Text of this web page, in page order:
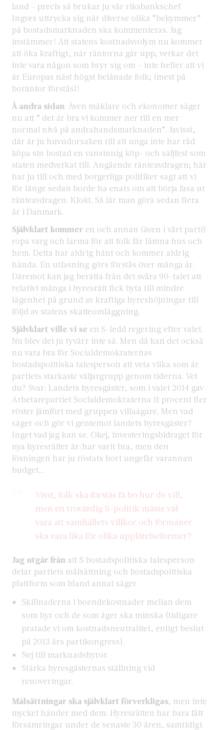
land – precis så brukar ju vår riksbankschef
Ingves uttrycka sig när diverse olika ”bekymmer”
på bostadsmarknaden ska kommenteras. Jag
instämmer! Att statens kostnadsvolym nu kommer
att öka kraftigt, när räntorna går upp, verkar det
inte vara någon som bryr sig om – inte heller att vi
är Europas näst högst belånade folk; (mest på
boräntor förstås)!
Å andra sidan: Även mäklare och ekonomer säger
nu att ” det är bra vi kommer ner till en mer
normal nivå på andrahandsmarknaden”. Javisst,
där är ju huvudorsaken till att unga inte har råd
köpa sin bostad en vansinnig köp- och säljfest som
staten medverkat till. Angående ränteavdragen; här
har ju till och med borgerliga politiker sagt att vi
för länge sedan borde ha enats om att börja fasa ut
ränteavdragen. Klokt. Så lär man göra sedan flera
år i Danmark.
Självklart kommer en och annan (även i vårt parti)
ropa varg och larma för att folk får lämna hus och
hem. Detta har aldrig hänt och kommer aldrig
hända. En utfasning görs förstås över många år.
Däremot kan jag berätta från det svåra 90-talet att
relativt många i hyresrätt fick byta till mindre
lägenhet på grund av kraftiga hyreshöjningar till
följd av statens skatteomläggning.
Självklart ville vi se en S-ledd regering efter valet.
Nu blev det ju tyvärr inte så. Men då kan det också
nu vara bra för Socialdemokraternas
bostadspolitiska talesperson att veta vilka som är
partiets starkaste väljargrupp genom tiderna. Vet
du? Svar: Landets hyresgäster, som i valet 2014 gav
Arbetarepartiet Socialdemokraterna 11 procent fler
röster jämfört med gruppen villaägare. Men vad
säger och gör vi gentemot landets hyresgäster?
Inget vad jag kan se. Okej, investeringsbidraget för
nya hyresrätter är/har varit bra, men den
lösningen har ju röstats bort ungefär varannan
budget…
Visst, folk ska förstås få bo hur de vill,
men en trovärdig S-politik måste väl
vara att samhällets villkor och förmåner
ska vara lika för olika upplåtelseformer?
Jag utgår från att S bostadspolitiska talesperson
delar partiets målsättning och bostadspolitiska
plattform som bland annat säger
Skillnaderna i boendekostnader mellan dem
som hyr och de som äger ska minska (tidigare
pratade vi om kostnadsneutralitet, enligt beslut
på 2013 års partikongress).
Nej till marknadshyror.
Stärka hyresgästernas ställning vid
renoveringar.
Målsättningar ska självklart förverkligas, men inte
mycket händer med dem. Hyresrätten har bara fått
försämringar under de senaste 30 åren, samtidigt